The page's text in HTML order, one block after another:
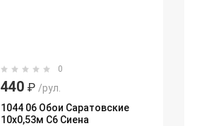
0
440 ₽ /рул.
1044 06 Обои Саратовские
10х0,53м С6 Сиена